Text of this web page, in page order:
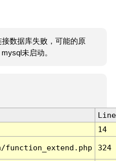
数据库失败，可能的原
未启动。
Line
14
324